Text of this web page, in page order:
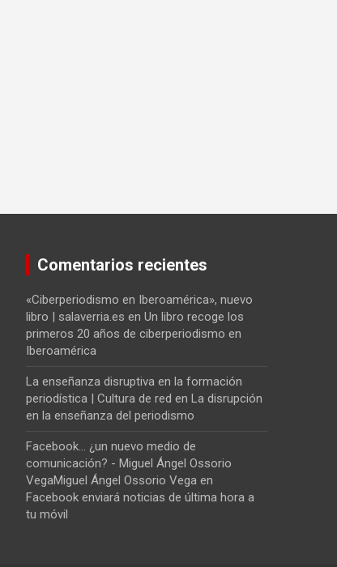
Comentarios recientes
«Ciberperiodismo en Iberoamérica», nuevo
libro | salaverria.es en Un libro recoge los
primeros 20 años de ciberperiodismo en
Iberoamérica
La enseñanza disruptiva en la formación
periodística | Cultura de red en La disrupción
en la enseñanza del periodismo
Facebook... ¿un nuevo medio de
comunicación? - Miguel Ángel Ossorio
VegaMiguel Ángel Ossorio Vega en
Facebook enviará noticias de última hora a
tu móvil